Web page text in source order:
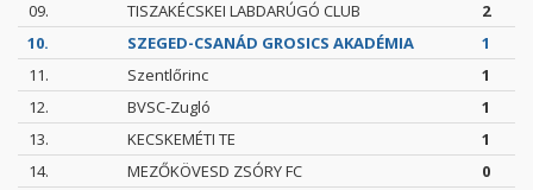
09.
TISZAKÉCSKEI LABDARÚGÓ CLUB
2
10.
SZEGED-CSANÁD GROSICS AKADÉMIA
1
11.
Szentlőrinc
1
12.
BVSC-Zugló
1
13.
KECSKEMÉTI TE
1
14.
MEZŐKÖVESD ZSÓRY FC
0